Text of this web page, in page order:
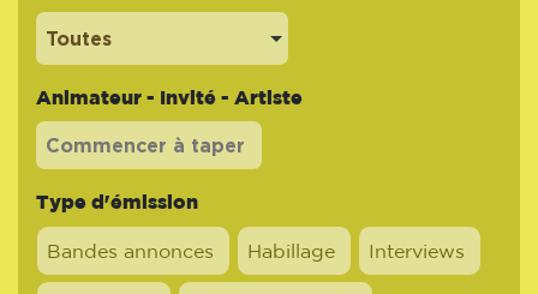
Toutes
Animateur - Invité - Artiste
Type d'émission
Bandes annonces Habillage Interviews